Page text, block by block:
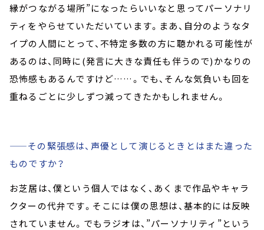
縁がつながる場所”になったらいいなと思ってパーソナリ
ティをやらせていただいています。まあ、自分のようなタ
イプの人間にとって、不特定多数の方に聴かれる可能性が
あるのは、同時に(発言に大きな責任も伴うので)かなりの
恐怖感もあるんですけど……。でも、そんな気負いも回を
重ねるごとに少しずつ減ってきたかもしれません。
——その緊張感は、声優として演じるときとはまた違った
ものですか？
お芝居は、僕という個人ではなく、あくまで作品やキャラ
クターの代弁です。そこには僕の思想は、基本的には反映
されていません。でもラジオは、”パーソナリティ”という